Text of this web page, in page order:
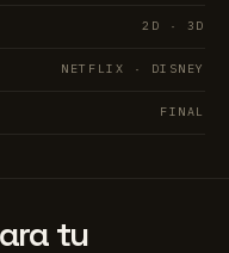
2D · 3D
NETFLIX · DISNEY
FINAL
tu